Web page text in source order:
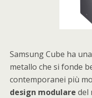
Samsung Cube ha
metallo che si fonde
contemporanei più
design modulare del